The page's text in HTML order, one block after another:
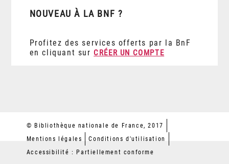
NOUVEAU À LA BNF ?
Profitez des services offerts par la BnF
en cliquant sur CRÉER UN COMPTE
© Bibliothèque nationale de France, 2017
Mentions légales
Conditions d'utilisation
Accessibilité : Partiellement conforme